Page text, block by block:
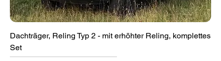
Dachträger, Reling Typ 2 - mit erhöhter Reling, komplettes
Set